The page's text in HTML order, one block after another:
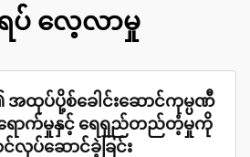
ပ် လေ့လာမှု
အထုပ်ပို့စ်ခေါင်းဆောင်ကုမ္ပဏီ
ာက်မှုနှင့် ရေရှည်တည်တံ့မှုကို
င်လုပ်ဆောင်ခဲ့ခြင်း